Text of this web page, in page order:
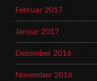
Februar 2017
Januar 2017
Dezember 2016
November 2016